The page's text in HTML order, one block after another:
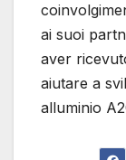
ai suoi
aver
aiutare a
alluminio